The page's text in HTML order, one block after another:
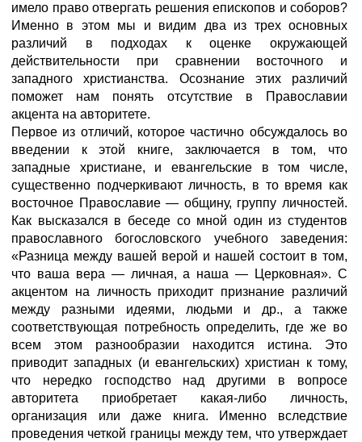
имело право отвергать решения епископов и соборов?
Именно в этом мы и видим два из трех основных
различий в подходах к оценке окружающей
действительности при сравнении восточного и
западного христианства. Осознание этих различий
поможет нам понять отсутствие в Православии
акцента на авторитете.
Первое из отличий, которое частично обсуждалось во
введении к этой книге, заключается в том, что
западные христиане, и евангельские в том числе,
существенно подчеркивают личность, в то время как
восточное Православие — общину, группу личностей.
Как высказался в беседе со мной один из студентов
православного богословского учебного заведения:
«Разница между вашей верой и нашей состоит в том,
что ваша вера — личная, а наша — Церковная». С
акцентом на личность приходит признание различий
между разными идеями, людьми и др., а также
соответствующая потребность определить, где же во
всем этом разнообразии находится истина. Это
приводит западных (и евангельских) христиан к тому,
что нередко господство над другими в вопросе
авторитета приобретает какая-либо личность,
организация или даже книга. Именно вследствие
проведения четкой границы между тем, что утверждает